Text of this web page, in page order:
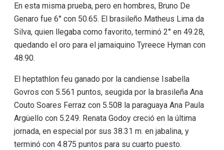
En esta misma prueba, pero en hombres, Bruno De
Genaro fue 6° con 50.65. El brasileño Matheus Lima da
Silva, quien llegaba como favorito, terminó 2° en 49.28,
quedando el oro para el jamaiquino Tyreece Hyman con
48.90.
El heptathlon feu ganado por la candiense Isabella
Govros con 5.561 puntos, seugida por la brasileña Ana
Couto Soares Ferraz con 5.508 la paraguaya Ana Paula
Argüello con 5.249. Renata Godoy creció en la última
jornada, en especial por sus 38.31 m. en jabalina, y
terminó con 4.875 puntos para su cuarto puesto.